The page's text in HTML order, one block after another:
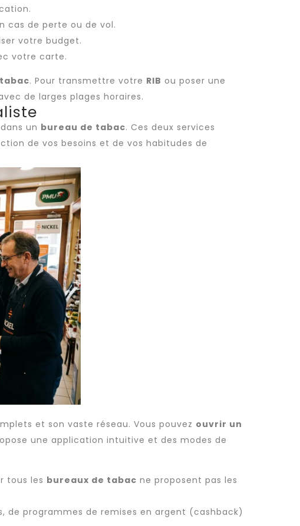
cas de perte ou de vol.
votre budget.
votre carte.
. Pour transmettre votre RIB ou poser une
de larges plages horaires.
un bureau de tabac. Ces deux services
de vos besoins et de vos habitudes de
et son vaste réseau. Vous pouvez ouvrir un
une application intuitive et des modes de
tous les bureaux de tabac ne proposent pas les
de programmes de remises en argent (cashback)